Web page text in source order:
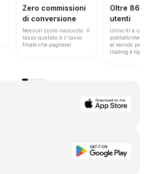
Zero commissioni
di conversione
Nessun costo nascosto. Il
tasso quotato è il tasso
finale che pagherai.
Oltre 86
utenti
Unisciti a una
piattaforme
al mondo per
trading e